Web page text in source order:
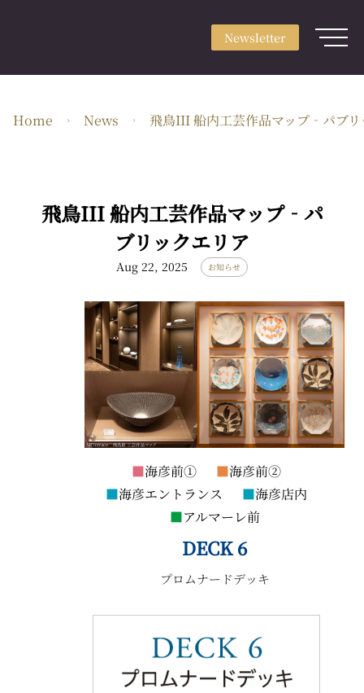
Newsletter
Use & Scene
Artists
EN・JPY
ARTerrace Inc.
2-2-1 Kyobashi, Chuo-ku, Tokyo 104-0031
Privacy Policy
Home News 飛鳥III 船内工芸作品マップ‐パブリ
飛鳥III 船内工芸作品マップ‐パ
ブリックエリア
Aug 22, 2025 お知らせ
■海彦前① ■海彦前②
■海彦エントランス ■海彦店内
■アルマーレ前
DECK 6
プロムナードデッキ